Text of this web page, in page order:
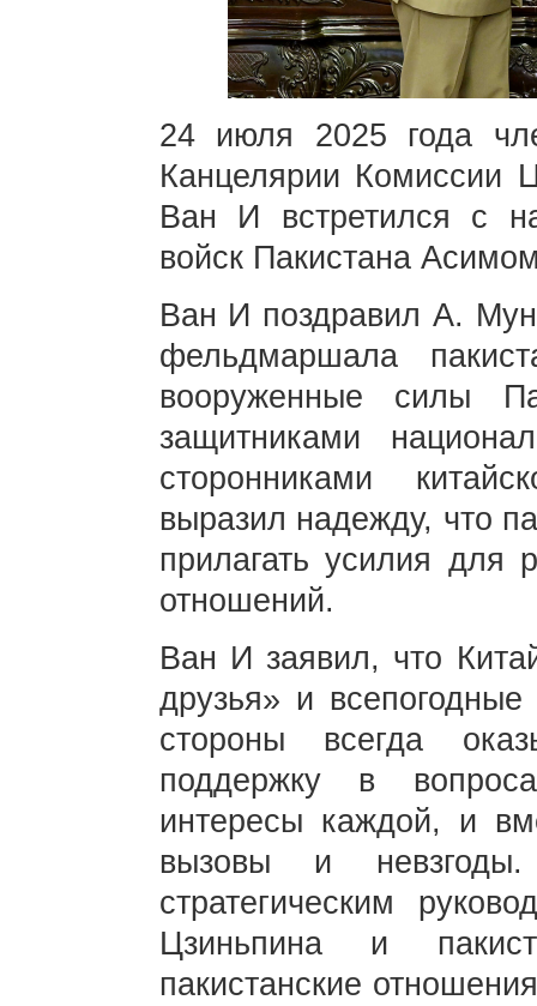
24 июля 2025 года
Канцелярии Комиссии
Ван И встретился с
войск Пакистана
Ван И поздравил А.
фельдмаршала
вооруженные силы
защитниками
сторонниками
выразил надежду, что
прилагать усилия для
отношений.
Ван И заявил, что
друзья» и
стороны всегда
поддержку в
интересы каждой, и
вызовы и
стратегическим
Цзиньпина и
пакистанские